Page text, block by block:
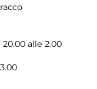
alle 2.00